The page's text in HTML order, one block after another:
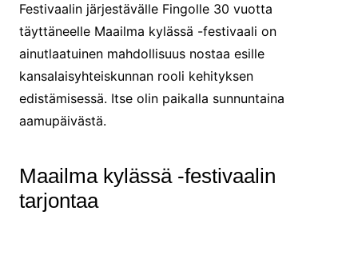
Festivaalin järjestävälle Fingolle 30 vuotta
täyttäneelle Maailma kylässä -festivaali on
ainutlaatuinen mahdollisuus nostaa esille
kansalaisyhteiskunnan rooli kehityksen
edistämisessä. Itse olin paikalla sunnuntaina
aamupäivästä.
Maailma kylässä -festivaalin
tarjontaa